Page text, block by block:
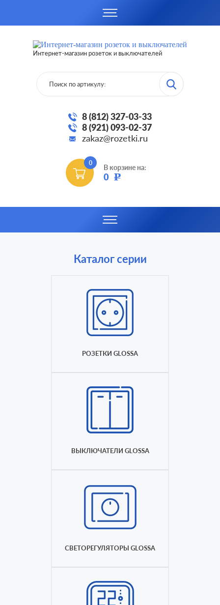
Интернет-магазин розеток и выключателей
8 (812) 327-03-33
8 (921) 093-02-37
zakaz@rozetki.ru
0
В корзине на:
0 Р
Каталог серии
РОЗЕТКИ GLOSSA
ВЫКЛЮЧАТЕЛИ GLOSSA
СВЕТОРЕГУЛЯТОРЫ GLOSSA